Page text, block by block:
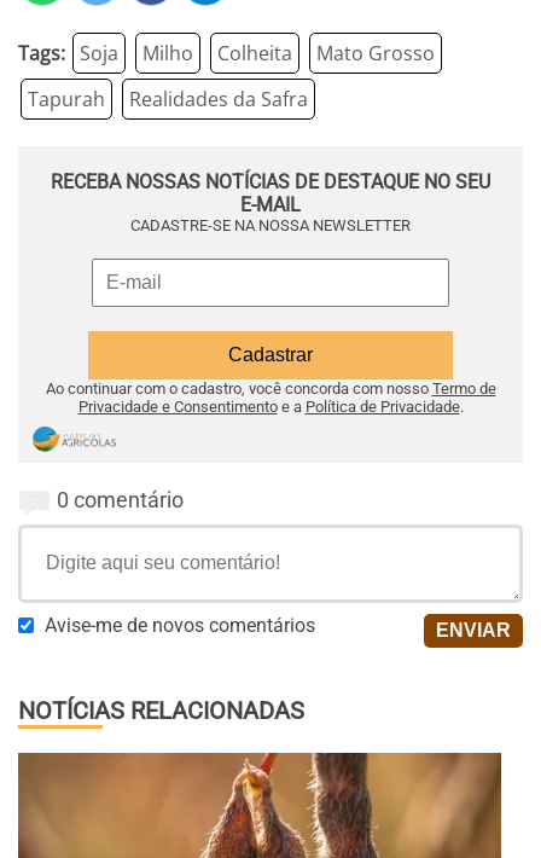
Tags: Soja Milho Colheita
Mato Grosso
Tapurah
Realidades da Safra
RECEBA NOSSAS NOTÍCIAS DE DESTAQUE NO SEU
E-MAIL
CADASTRE-SE NA NOSSA NEWSLETTER
Ao continuar com o cadastro, você concorda com nosso Termo de
Privacidade e Consentimentoe a Política de Privacidade.
0 comentário
Avise-me de novos comentários
NOTÍCIAS RELACIONADAS